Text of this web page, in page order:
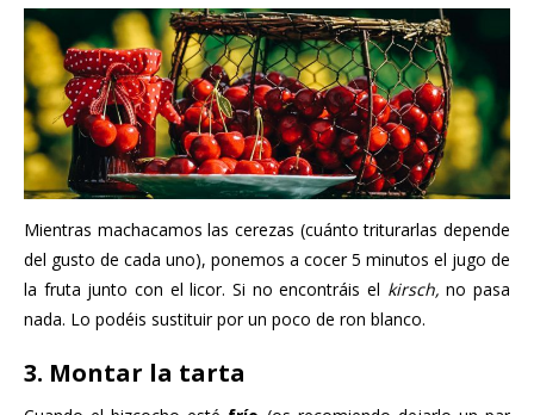
Mientras machacamos las cerezas (cuánto triturarlas depende
del gusto de cada uno), ponemos a cocer 5 minutos el jugo de
la fruta junto con el licor. Si no encontráis el kirsch, no pasa
nada. Lo podéis sustituir por un poco de ron blanco.
3. Montar la tarta